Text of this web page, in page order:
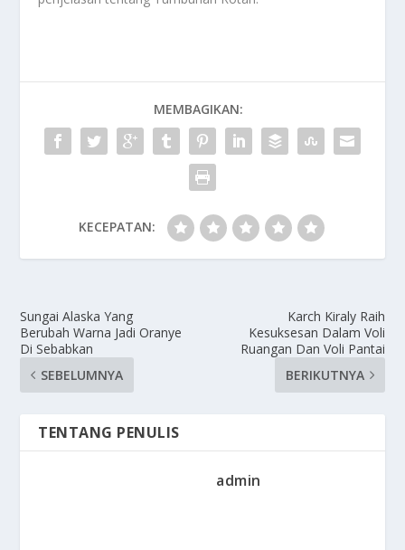
MEMBAGIKAN:
KECEPATAN:
Sungai Alaska Yang
Berubah Warna Jadi Oranye
Di Sebabkan
SEBELUMNYA
Karch Kiraly Raih
Kesuksesan Dalam Voli
Ruangan Dan Voli Pantai
BERIKUTNYA
TENTANG PENULIS
admin